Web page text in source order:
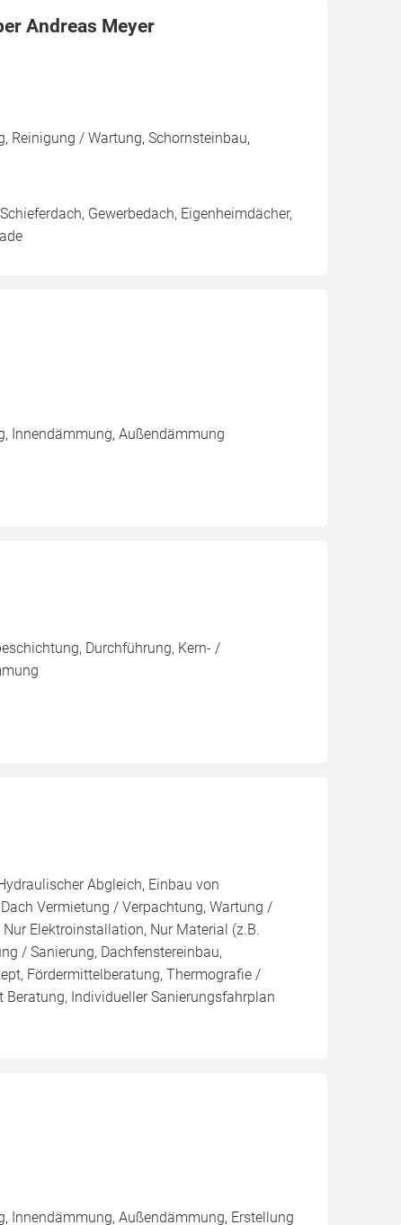
Andreas Meyer
Reinigung / Wartung, Schornsteinbau,
Gewerbedach, Eigenheimdächer,
Innendämmung, Außendämmung
Durchführung, Kern- /
Abgleich, Einbau von
Vermietung / Verpachtung, Wartung /
Elektroinstallation, Nur Material (z.B.
/ Sanierung, Dachfenstereinbau,
Fördermittelberatung, Thermografie /
Individueller Sanierungsfahrplan
Innendämmung, Außendämmung, Erstellung